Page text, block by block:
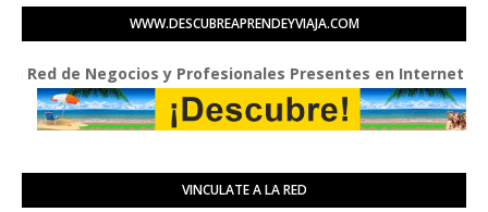
WWW.DESCUBREAPRENDEYVIAJA.COM
Negocios y Profesionales Presentes en Internet
VINCULATE A LA RED